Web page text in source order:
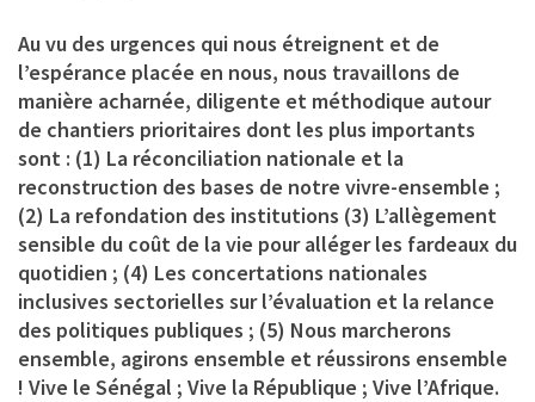
Au vu des urgences qui nous étreignent et de
l’espérance placée en nous, nous travaillons de
manière acharnée, diligente et méthodique autour
de chantiers prioritaires dont les plus importants
sont : (1) La réconciliation nationale et la
reconstruction des bases de notre vivre-ensemble ;
(2) La refondation des institutions (3) L’allègement
sensible du coût de la vie pour alléger les fardeaux du
quotidien ; (4) Les concertations nationales
inclusives sectorielles sur l’évaluation et la relance
des politiques publiques ; (5) Nous marcherons
ensemble, agirons ensemble et réussirons ensemble
! Vive le Sénégal ; Vive la République ; Vive l’Afrique.